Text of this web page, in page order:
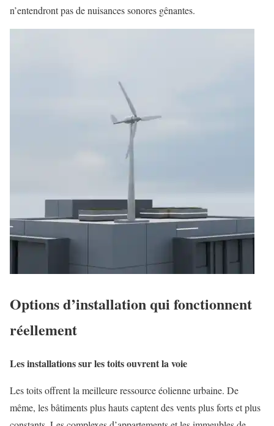
n’entendront pas de nuisances sonores gênantes.
Options d’installation qui fonctionnent
réellement
Les installations sur les toits ouvrent la voie
Les toits offrent la meilleure ressource éolienne urbaine. De
même, les bâtiments plus hauts captent des vents plus forts et plus